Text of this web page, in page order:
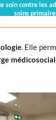
soin contre les
soins
. Elle